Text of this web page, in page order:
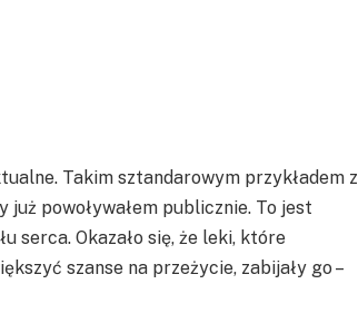
Takim sztandarowym przykładem z
powoływałem publicznie. To jest
serca. Okazało się, że leki, które
szanse na przeżycie, zabijały go –